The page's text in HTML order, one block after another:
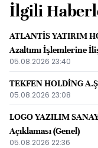
İlgili
ATLANTİS YATIRIM
Azaltımı İşlemlerine
05.08.2026 23:40
TEKFEN HOLDİNG
05.08.2026 23:08
LOGO YAZILIM
Açıklaması (Genel)
05.08.2026 22:36